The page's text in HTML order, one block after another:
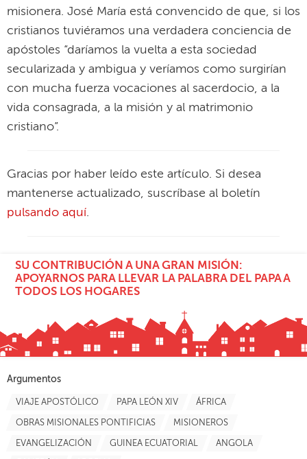
misionera. José María está convencido de que, si los
cristianos tuviéramos una verdadera conciencia de
apóstoles “daríamos la vuelta a esta sociedad
secularizada y ambigua y veríamos como surgirían
con mucha fuerza vocaciones al sacerdocio, a la
vida consagrada, a la misión y al matrimonio
cristiano”.
Gracias por haber leído este artículo. Si desea
mantenerse actualizado, suscríbase al boletín
pulsando aquí.
SU CONTRIBUCIÓN A UNA GRAN MISIÓN:
APOYARNOS PARA LLEVAR LA PALABRA DEL PAPA A
TODOS LOS HOGARES
Argumentos
VIAJE APOSTÓLICO PAPA LEÓN XIV ÁFRICA
OBRAS MISIONALES PONTIFICIAS MISIONEROS
EVANGELIZACIÓN GUINEA ECUATORIAL ANGOLA